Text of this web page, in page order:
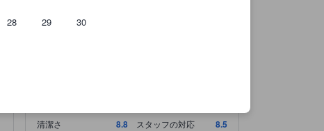
28 29 30
清潔さ 8.8 スタッフの対応 8.5